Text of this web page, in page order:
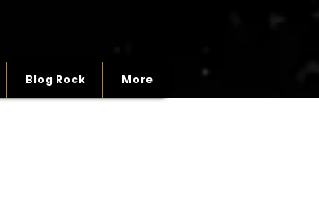
Blog Rock More